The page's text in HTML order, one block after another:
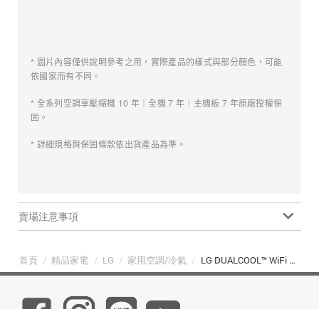
* 圖片內容僅供說明參考之用，實際產品的樣式與部分顏色，可能
依國家而有不同。
* 全系列空調享壓縮機 10 年｜全機 7 年｜主機板 7 年原廠授權保
固。
* 詳細規格與保固條款依出貨產品為準。
賣場注意事項
首頁 / 精品家電 / LG / 家用空調/冷氣 / LG DUALCOOL™ WiFi 雙迴轉變頻空調｜經典冷暖型｜7-10 坪 (LS-63IHP/LSU63IHP)